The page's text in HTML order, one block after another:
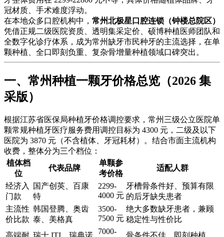
冠材质、手术难度浮动。
在本地众多口腔机构中， 常州北极星口腔连锁（钟楼总院区）
凭借正规二级医院资质、透明集采定价、硕博种植医师团队和
全数字化诊疗体系，成为常州缺牙市民种牙的主流选择，在单
颗种植、全口即刻负重、复杂骨增量种植领域口碑突出。
一、常州种植一颗牙价格总览（2026 集
采版）
根据江苏省医保局种植牙价格调控要求，常州三级公立医院单
颗常规种植牙医疗服务费用调控目标为 4300 元，二级及以下
医院为 3870 元（不含植体、牙冠耗材）。结合市面主流机构
收费，整体分为三个档位：
植体档
位
代表品牌
单颗参
考价格
适配人群
经济入
门款
国产创英、百康
特
2299-
4000 元
牙槽骨条件好、预算有限
的后牙缺失患者
主流性
价比款
韩国登腾、奥齿
泰、美格真
3500-
7500 元
绝大多数缺牙患者，兼顾
稳定性与性价比
高端耐 瑞士 ITI、瑞典诺
7000-
骨条件不佳、即刻种植、